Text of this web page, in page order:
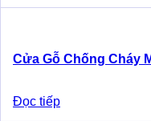
Cửa Gỗ Chống Cháy
Đọc tiếp